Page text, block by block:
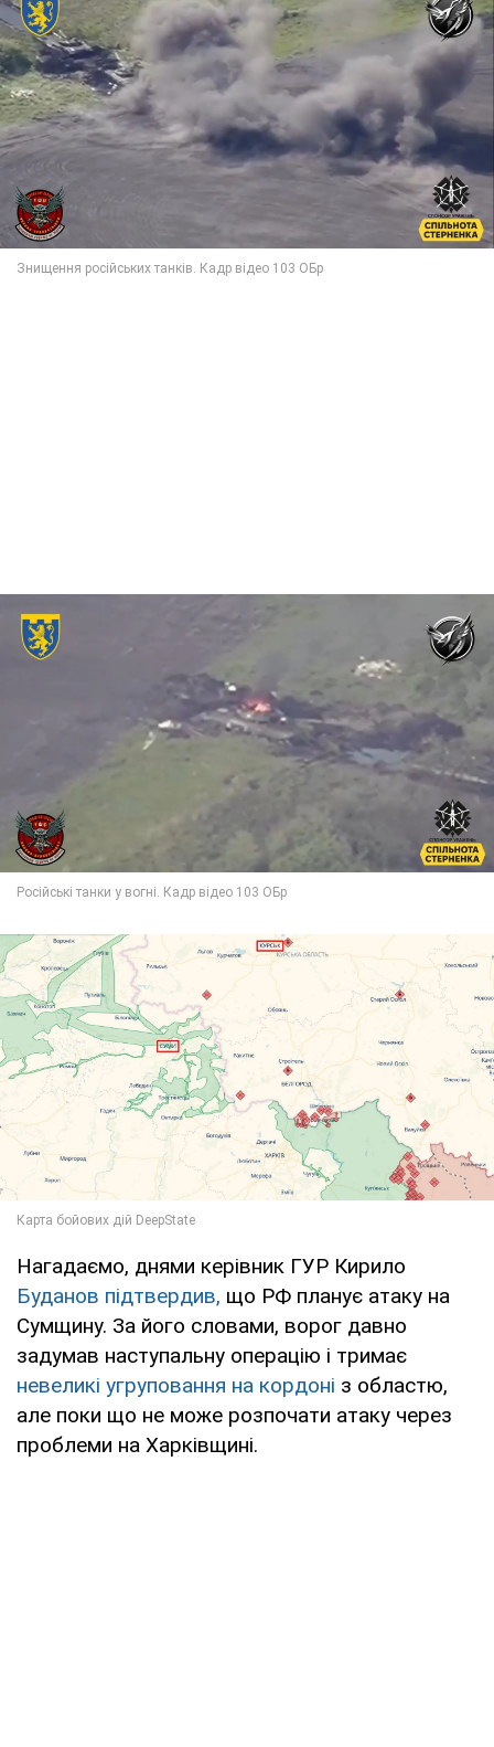
Нагадаємо, днями керівник ГУР Кирило
Буданов підтвердив, що РФ планує атаку на
Сумщину. За його словами, ворог давно
задумав наступальну операцію і тримає
невеликі угруповання на кордоні з областю,
але поки що не може розпочати атаку через
проблеми на Харківщині.